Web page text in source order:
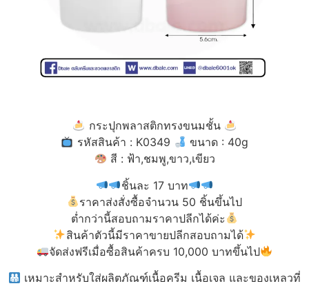
กระปุกพลาสติกทรงขนมชั้น
รหัสสินค้า : K0349
ขนาด : 40g
สี : ฟ้า,ชมพู,ขาว,เขียว
ชิ้นละ 17 บาท
ราคาส่งสั่งซื้อจำนวน 50 ชิ้นขึ้นไป
ต่ำกว่านี้สอบถามราคาปลีกได้ค่ะ
สินค้าตัวนี้มีราคาขายปลีกสอบถามได้
จัดส่งฟรีเมื่อซื้อสินค้าครบ 10,000 บาทขึ้นไป
เหมาะสำหรับใส่ผลิตภัณฑ์เนื้อครีม เนื้อเจล และของเหลวที่